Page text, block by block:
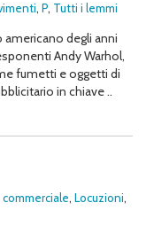
, P, Tutti i lemmi
degli anni
Andy Warhol,
fumetti e oggetti di
in chiave ..
, Locuzioni,